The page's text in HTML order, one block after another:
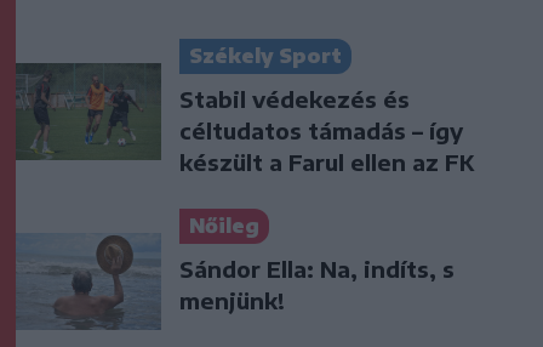
Székely Sport
Stabil védekezés és
céltudatos támadás – így
készült a Farul ellen az FK
Nőileg
Sándor Ella: Na, indíts, s
menjünk!